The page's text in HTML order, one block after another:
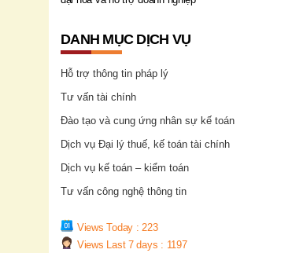
DANH MỤC DỊCH VỤ
Hỗ trợ thông tin pháp lý
Tư vấn tài chính
Đào tạo và cung ứng nhân sự kế toán
Dịch vụ Đại lý thuế, kế toán tài chính
Dịch vụ kế toán – kiểm toán
Tư vấn công nghệ thông tin
Views Today : 223
Views Last 7 days : 1197